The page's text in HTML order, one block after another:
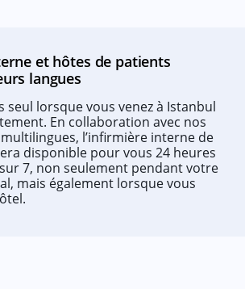
et hôtes de patients
langues
seul lorsque vous venez à Istanbul
En collaboration avec nos
l’infirmière interne de
disponible pour vous 24 heures
7, non seulement pendant votre
mais également lorsque vous